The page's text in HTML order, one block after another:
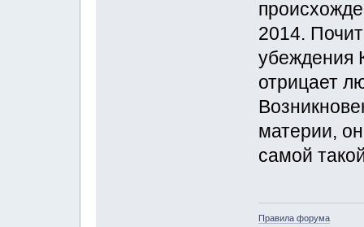
2014.
убеждения
отрицает
материи,
самой
Правила форума